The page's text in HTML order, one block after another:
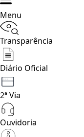
Menu
Transparência
Diário Oficial
2ª Via
Ouvidoria